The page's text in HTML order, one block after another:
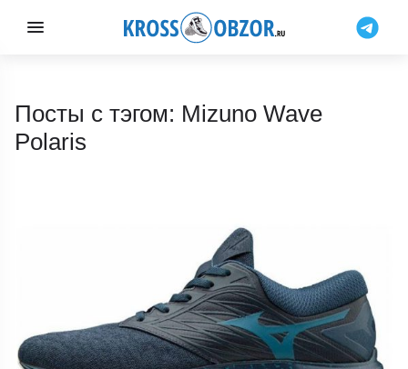
Посты с тэгом: Mizuno Wave
Polaris